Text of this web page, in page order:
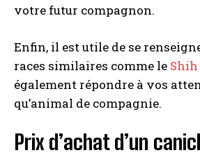
votre futur compagnon.
Enfin, il est utile de se
races similaires comme le
également répondre à vos
qu’animal de compagnie.
Prix d’achat d’un